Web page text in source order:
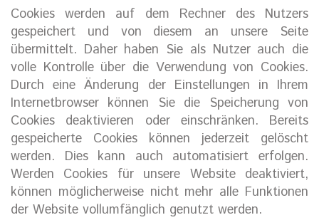
Cookies werden auf dem Rechner des Nutzers
gespeichert und von diesem an unsere Seite
übermittelt. Daher haben Sie als Nutzer auch die
volle Kontrolle über die Verwendung von Cookies.
Durch eine Änderung der Einstellungen in Ihrem
Internetbrowser können Sie die Speicherung von
Cookies deaktivieren oder einschränken. Bereits
gespeicherte Cookies können jederzeit gelöscht
werden. Dies kann auch automatisiert erfolgen.
Werden Cookies für unsere Website deaktiviert,
können möglicherweise nicht mehr alle Funktionen
der Website vollumfänglich genutzt werden.